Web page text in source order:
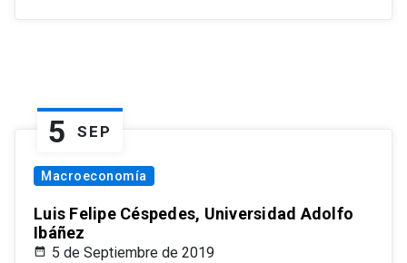
5 SEP
Macroeconomía
Luis Felipe Céspedes, Universidad Adolfo
Ibáñez
5 de Septiembre de 2019